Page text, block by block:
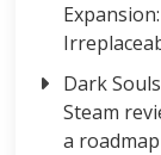
Dark
Steam
a